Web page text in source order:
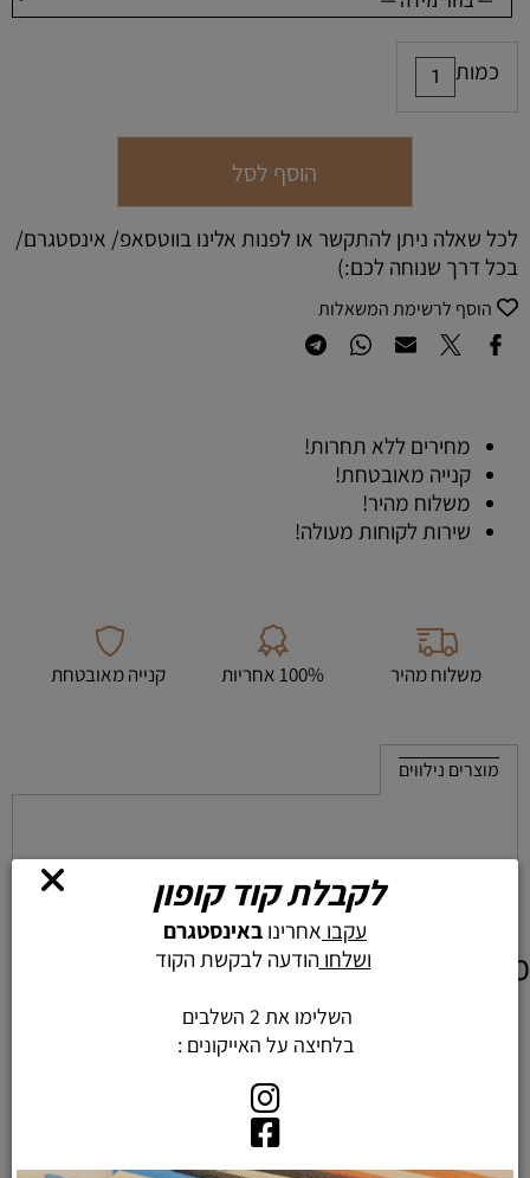
כמות
הוסף לסל
לכל שאלה ניתן להתקשר או לפנות אלינו בווטסאפ/ אינסטגרם/
בכל דרך שנוחה לכם:)
הוסף לרשימת המשאלות
מחירים ללא תחרות!
קנייה מאובטחת!
משלוח מהיר!
שירות לקוחות מעולה!
משלוח מהיר 100% אחריות קנייה מאובטחת
מוצרים נילווים
מוצרים דומים
לקבלת קוד קופון
עקבו אחרינו באינסטגרם
ושלחוהודעה לבקשת הקוד
השלימו את 2 השלבים
בלחיצה על האייקונים :